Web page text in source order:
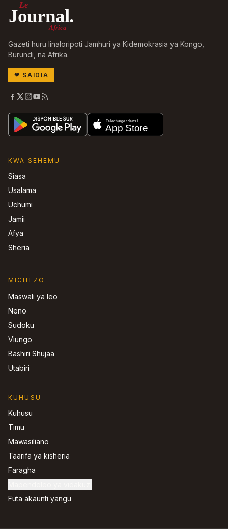
Le
Journal.
Africa
Gazeti huru linaloripoti Jamhuri ya Kidemokrasia ya Kongo,
Burundi, na Afrika.
❤ SAIDIA
KWA SEHEMU
Siasa
Usalama
Uchumi
Jamii
Afya
Sheria
MICHEZO
Maswali ya leo
Neno
Sudoku
Viungo
Bashiri Shujaa
Utabiri
KUHUSU
Kuhusu
Timu
Mawasiliano
Taarifa ya kisheria
Faragha
Futa akaunti yangu